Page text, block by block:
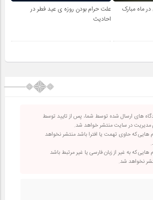
ماه مبارک
علت حرام بودن روزه ی عید فطر در
احادیث
های ارسال شده توسط شما، پس از تایید توسط
مدیریت در سایت منتشر خواهد شد.
هایی که حاوی تهمت یا افترا باشد منتشر نخواهد
هایی که به غیر از زبان فارسی یا غیر مرتبط باشد
نخواهد شد.